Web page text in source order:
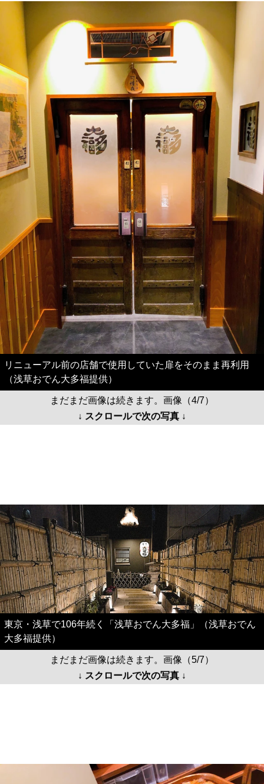
リニューアル前の店舗で使用していた扉をそのまま再利用
（浅草おでん大多福提供）
まだまだ画像は続きます。画像（4/7）
↓ スクロールで次の写真 ↓
東京・浅草で106年続く「浅草おでん大多福」（浅草おでん
大多福提供）
まだまだ画像は続きます。画像（5/7）
↓ スクロールで次の写真 ↓